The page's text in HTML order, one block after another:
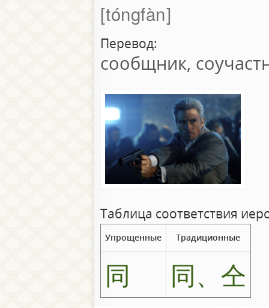
tóngfàn
Перевод:
сообщник,
Таблица соответствия
Упрощенные Традиционные
同 同、仝